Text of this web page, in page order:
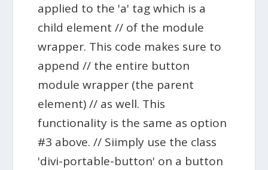
applied to the 'a' tag which is a
child element // of the module
wrapper. This code makes sure to
append // the entire button
module wrapper (the parent
element) // as well. This
functionality is the same as option
#3 above. // Siimply use the class
'divi-portable-button' on a button